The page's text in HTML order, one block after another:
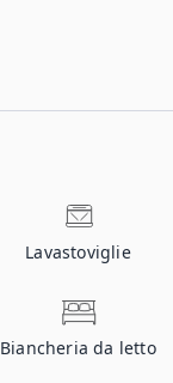
Lavastoviglie
Biancheria da letto